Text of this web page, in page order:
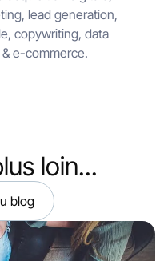
lead generation,
copywriting, data
e-commerce.
loin...
blog